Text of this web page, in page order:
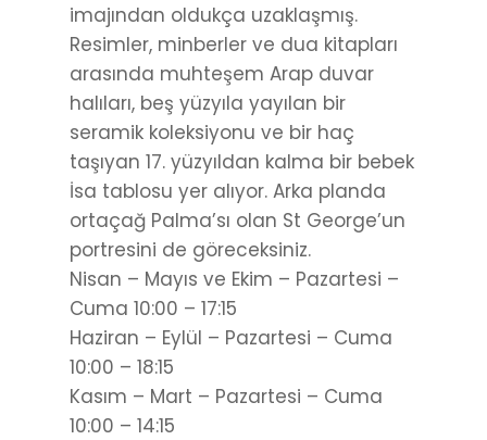
imajından oldukça uzaklaşmış.
Resimler, minberler ve dua kitapları
arasında muhteşem Arap duvar
halıları, beş yüzyıla yayılan bir
seramik koleksiyonu ve bir haç
taşıyan 17. yüzyıldan kalma bir bebek
İsa tablosu yer alıyor. Arka planda
ortaçağ Palma’sı olan St George’un
portresini de göreceksiniz.
Nisan – Mayıs ve Ekim – Pazartesi –
Cuma 10:00 – 17:15
Haziran – Eylül – Pazartesi – Cuma
10:00 – 18:15
Kasım – Mart – Pazartesi – Cuma
10:00 – 14:15